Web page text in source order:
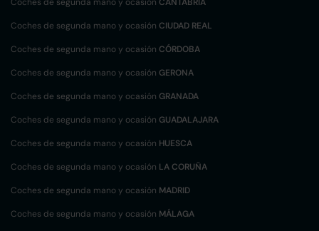
Coches de segunda mano y ocasión CIUDAD REAL
Coches de segunda mano y ocasión CÓRDOBA
Coches de segunda mano y ocasión GERONA
Coches de segunda mano y ocasión GRANADA
Coches de segunda mano y ocasión GUADALAJARA
Coches de segunda mano y ocasión HUESCA
Coches de segunda mano y ocasión LA CORUÑA
Coches de segunda mano y ocasión MADRID
Coches de segunda mano y ocasión MÁLAGA